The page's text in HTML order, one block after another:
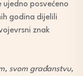
posvećeno
godina dijelili
znak
svom građanstvu,